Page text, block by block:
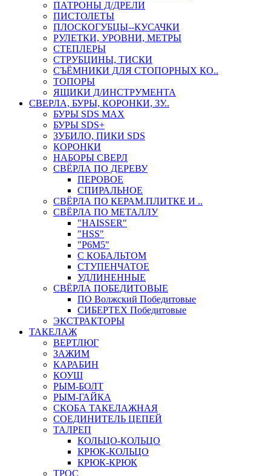
ПАТРОНЫ Д/ДРЕЛИ
ПИСТОЛЕТЫ
ПЛОСКОГУБЦЫ--КУСАЧКИ
РУЛЕТКИ, УРОВНИ, МЕТРЫ
СТЕПЛЕРЫ
СТРУБЦИНЫ, ТИСКИ
СЪЁМНИКИ ДЛЯ СТОПОРНЫХ КО..
ТОПОРЫ
ЯЩИКИ Д/ИНСТРУМЕНТА
СВЕРЛА, БУРЫ, КОРОНКИ, ЗУ..
БУРЫ SDS MAX
БУРЫ SDS+
ЗУБИЛО, ПИКИ SDS
КОРОНКИ
НАБОРЫ СВЕРЛ
СВЁРЛА ПО ДЕРЕВУ
ПЕРОВОЕ
СПИРАЛЬНОЕ
СВЁРЛА ПО КЕРАМ.ПЛИТКЕ И ..
СВЁРЛА ПО МЕТАЛЛУ
"HAISSER"
"HSS"
"Р6М5"
С КОБАЛЬТОМ
СТУПЕНЧАТОЕ
УДЛИНЕННЫЕ
СВЁРЛА ПОБЕДИТОВЫЕ
ПО Волжский Победитовые
СИБЕРТЕХ Победитовые
ЭКСТРАКТОРЫ
ТАКЕЛАЖ
ВЕРТЛЮГ
ЗАЖИМ
КАРАБИН
КОУШ
РЫМ-БОЛТ
РЫМ-ГАЙКА
СКОБА ТАКЕЛАЖНАЯ
СОЕДИНИТЕЛЬ ЦЕПЕЙ
ТАЛРЕП
КОЛЬЦО-КОЛЬЦО
КРЮК-КОЛЬЦО
КРЮК-КРЮК
ТРОС